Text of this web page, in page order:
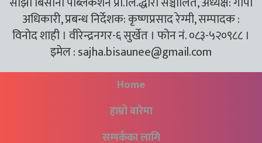
अधिकारी, प्रबन्ध निर्देशक: कृष्णप्रसाद रेग्मी, सम्पादक :
विनोद शाही । वीरेन्द्रनगर-६ सुर्खेत । फोन नं. ०८३-५२०९८८ ।
इमेल :sajha.bisaunee@gmail.com
Home
हाम्रो बारेमा
सम्पर्कका लागि